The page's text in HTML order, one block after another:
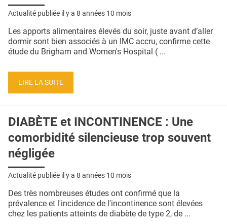
L'APP
PUBLICITÉ
CONTACT
Actualité publiée il y a 8 années 10 mois
Les apports alimentaires élevés du soir, juste avant d’aller
dormir sont bien associés à un IMC accru, confirme cette
étude du Brigham and Women's Hospital ( ...
LIRE LA SUITE
DIABÈTE et INCONTINENCE : Une
comorbidité silencieuse trop souvent
négligée
Actualité publiée il y a 8 années 10 mois
Des très nombreuses études ont confirmé que la
prévalence et l'incidence de l'incontinence sont élevées
chez les patients atteints de diabète de type 2, de ...